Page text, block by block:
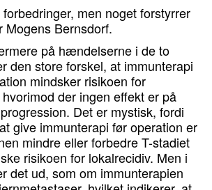
men noget forstyrrer
Mogens Bernsdorf.
på hændelserne i de to
den store forskel, at immunterapi
mindsker risikoen for
der ingen effekt er på
Det er mystisk, fordi
give immunterapi før operation er
mindre eller forbedre T-stadiet
risikoen for lokalrecidiv. Men i
det ud, som om immunterapien